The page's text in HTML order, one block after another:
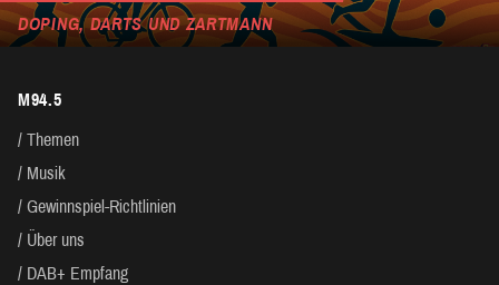
DOPING, DARTS UND ZARTMANN
M94.5
Themen
Musik
Gewinnspiel-Richtlinien
Über uns
DAB+ Empfang